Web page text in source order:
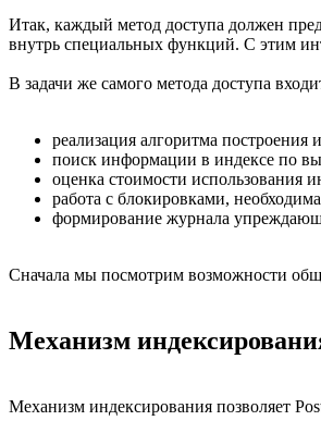
Итак, каждый метод доступа должен
внутрь специальных функций. С этим
В задачи же самого метода доступа
реализация алгоритма
поиск информации в индексе по
оценка стоимости использования
работа с блокировками,
формирование журнала
Сначала мы посмотрим возможности
Механизм
Механизм индексирования позволяет